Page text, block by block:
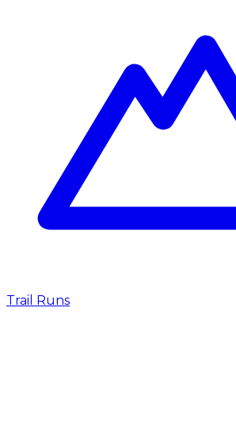
Trail Runs